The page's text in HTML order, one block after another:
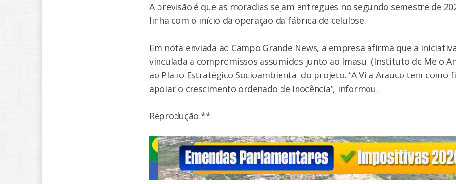
A previsão é que as moradias sejam entregues no segundo semestre de
linha com o início da operação da fábrica de celulose.
Em nota enviada ao Campo Grande News, a empresa afirma que a
vinculada a compromissos assumidos junto ao Imasul (Instituto de Meio
ao Plano Estratégico Socioambiental do projeto. “A Vila Arauco tem como
apoiar o crescimento ordenado de Inocência”, informou.
Reprodução **